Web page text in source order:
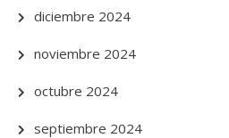
diciembre 2024
noviembre 2024
octubre 2024
septiembre 2024